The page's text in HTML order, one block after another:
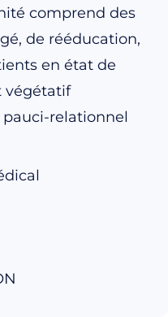
comprend des
de rééducation,
en état de
végétatif
relationnel